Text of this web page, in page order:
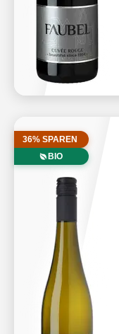
36% SPAREN
BIO